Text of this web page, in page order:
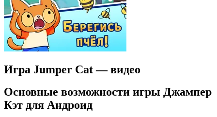
Игра Jumper Cat — видео
Основные возможности игры Джампер
Кэт для Андроид